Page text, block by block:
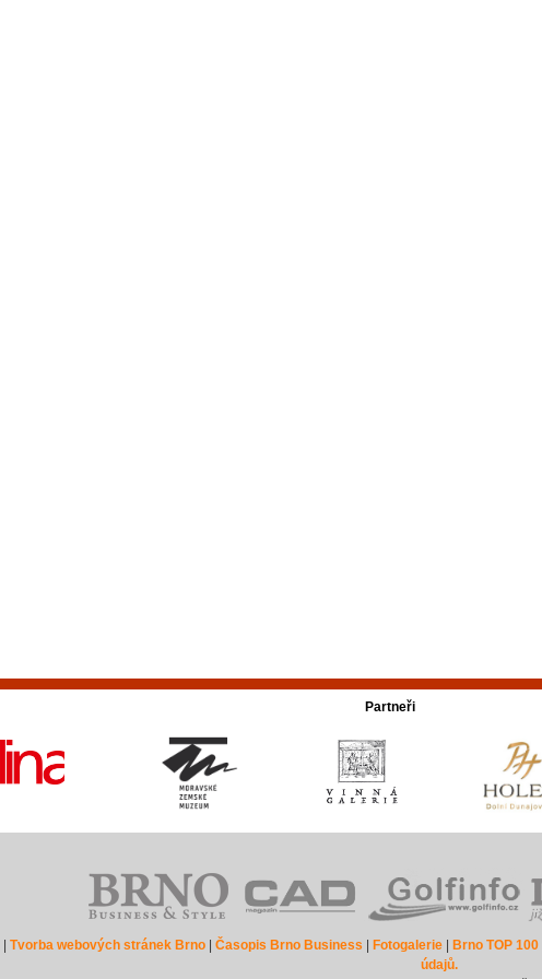
Partneři
Tvorba webových stránek Brno| Časopis Brno Business Fotogalerie| Brno TOP 100|
údajů.